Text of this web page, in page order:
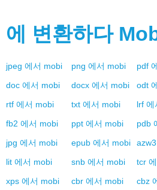
에 변환하다
jpeg 에서 mobi png 에서 mobi pdf
doc 에서 mobi docx 에서 mobi odt
rtf 에서 mobi txt 에서 mobi lrf 에
fb2 에서 mobi ppt 에서 mobi pdb
jpg 에서 mobi epub 에서 mobi azw3
lit 에서 mobi snb 에서 mobi tcr
xps 에서 mobi cbr 에서 mobi cbz